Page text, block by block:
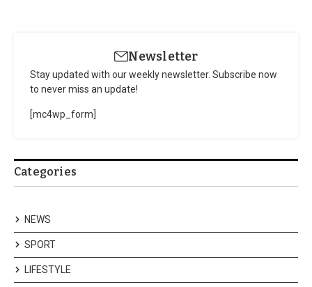
Newsletter
Stay updated with our weekly newsletter. Subscribe now
to never miss an update!
[mc4wp_form]
Categories
NEWS
SPORT
LIFESTYLE